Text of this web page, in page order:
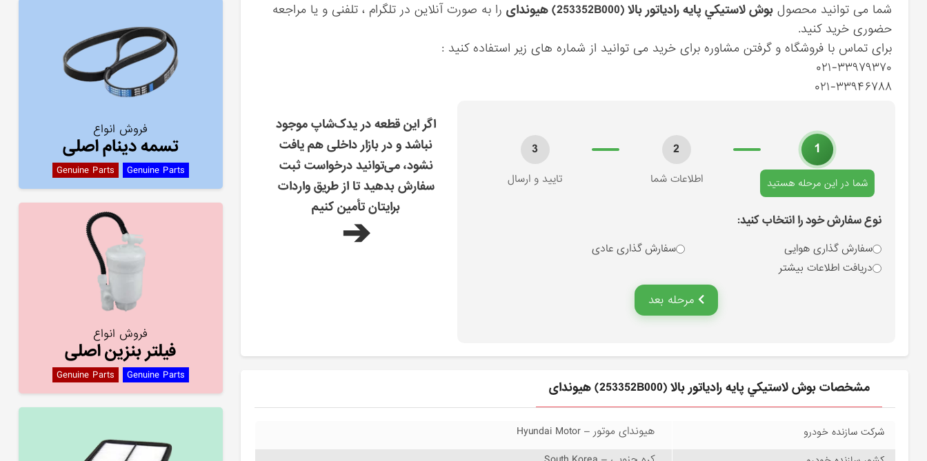
شما می توانید محصولبوش لاستيكي پايه رادياتور بالا (253352B000) هیوندای
را به صورت آنلاین در تلگرام ، تلفنی و یا مراجعه
حضوری خرید کنید.
برای تماس با فروشگاه و گرفتن مشاوره برای خرید می توانید از شماره های زیر استفاده کنید :
۰۲۱-۳۳۹۷۹۳۷۰
۰۲۱-۳۳۹۴۶۷۸۸
اگر این قطعه در یدک‌شاپ موجود
نباشد و در بازار داخلی هم یافت
نشود، می‌توانید درخواست ثبت
سفارش بدهید تا از طریق واردات
برایتان تأمین کنیم
➔
1
انتخاب نوع سفارش
شما در این مرحله هستید
2
اطلاعات شما
3
تایید و ارسال
نوع سفارش خود را انتخاب کنید:
سفارش گذاری هوایی
سفارش گذاری عادی
دریافت اطلاعات بیشتر
مرحله بعد
مشخصات بوش لاستيكي پايه رادياتور بالا (253352B000) هیوندای
شرکت سازنده خودرو هیوندای موتور – Hyundai Motor
فروش انواع
تسمه دینام اصلی
Genuine Parts Genuine Parts
فروش انواع
فیلتر بنزین اصلی
Genuine Parts Genuine Parts